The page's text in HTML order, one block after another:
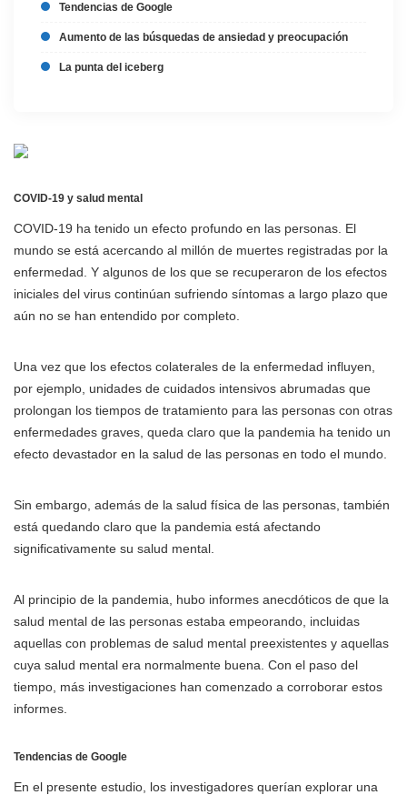
Tendencias de Google
Aumento de las búsquedas de ansiedad y preocupación
La punta del iceberg
COVID-19 y salud mental
COVID-19 ha tenido un efecto profundo en las personas. El
mundo se está acercando al millón de muertes registradas por la
enfermedad. Y algunos de los que se recuperaron de los efectos
iniciales del virus continúan sufriendo síntomas a largo plazo que
aún no se han entendido por completo.
Una vez que los efectos colaterales de la enfermedad influyen,
por ejemplo, unidades de cuidados intensivos abrumadas que
prolongan los tiempos de tratamiento para las personas con otras
enfermedades graves, queda claro que la pandemia ha tenido un
efecto devastador en la salud de las personas en todo el mundo.
Sin embargo, además de la salud física de las personas, también
está quedando claro que la pandemia está afectando
significativamente su salud mental.
Al principio de la pandemia, hubo informes anecdóticos de que la
salud mental de las personas estaba empeorando, incluidas
aquellas con problemas de salud mental preexistentes y aquellas
cuya salud mental era normalmente buena. Con el paso del
tiempo, más investigaciones han comenzado a corroborar estos
informes.
Tendencias de Google
En el presente estudio, los investigadores querían explorar una